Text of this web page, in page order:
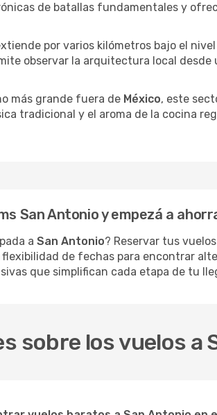
de batallas fundamentales y
por varios kilómetros bajo el
observar la arquitectura local
más grande fuera de México, este
tradicional y el aroma de la cocina
San Antonio y empezá a
a San Antonio? Reservar tus
de fechas para encontrar
que simplifican cada etapa de tu
sobre los vuelos a